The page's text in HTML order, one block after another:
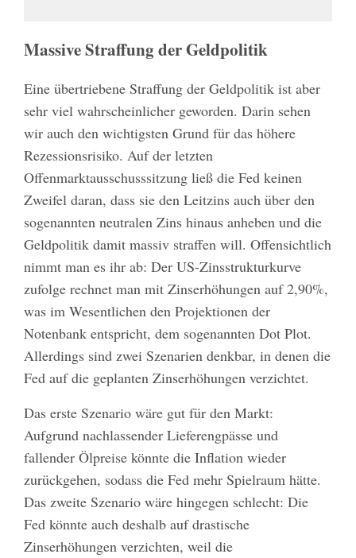
Massive Straffung der Geldpolitik
Eine übertriebene Straffung der Geldpolitik ist aber
sehr viel wahrscheinlicher geworden. Darin sehen
wir auch den wichtigsten Grund für das höhere
Rezessionsrisiko. Auf der letzten
Offenmarktausschusssitzung ließ die Fed keinen
Zweifel daran, dass sie den Leitzins auch über den
sogenannten neutralen Zins hinaus anheben und die
Geldpolitik damit massiv straffen will. Offensichtlich
nimmt man es ihr ab: Der US-Zinsstrukturkurve
zufolge rechnet man mit Zinserhöhungen auf 2,90%,
was im Wesentlichen den Projektionen der
Notenbank entspricht, dem sogenannten Dot Plot.
Allerdings sind zwei Szenarien denkbar, in denen die
Fed auf die geplanten Zinserhöhungen verzichtet.
Das erste Szenario wäre gut für den Markt:
Aufgrund nachlassender Lieferengpässe und
fallender Ölpreise könnte die Inflation wieder
zurückgehen, sodass die Fed mehr Spielraum hätte.
Das zweite Szenario wäre hingegen schlecht: Die
Fed könnte auch deshalb auf drastische
Zinserhöhungen verzichten, weil die